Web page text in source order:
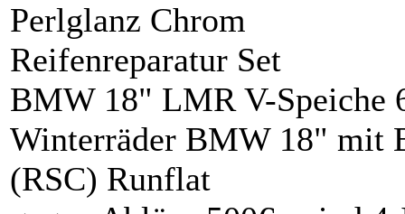
Perlglanz Chrom
Reifenreparatur Set
BMW 18" LMR V-Speiche
Winterräder BMW 18" mit
(RSC) Runflat